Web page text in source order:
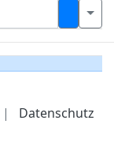
| Datenschutz